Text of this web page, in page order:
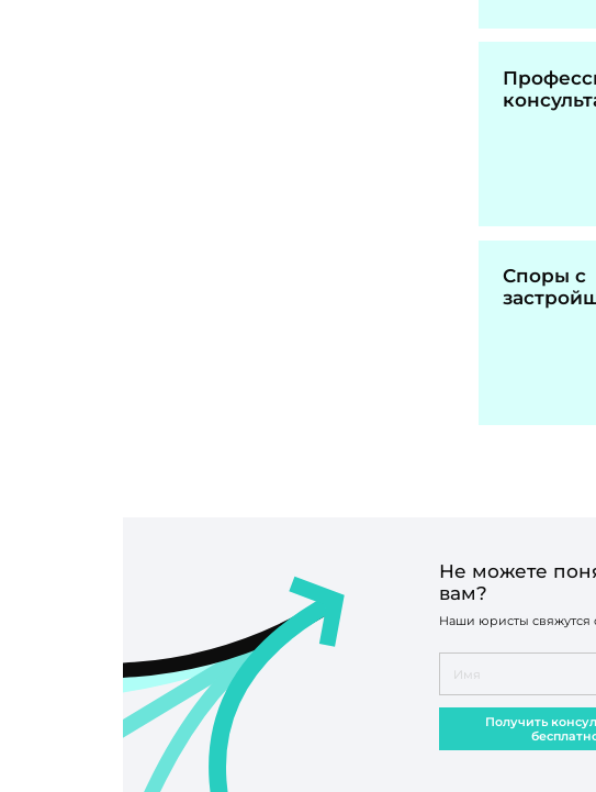
Споры с
Не можете
вам?
Наши юристы свяжутся
Получить